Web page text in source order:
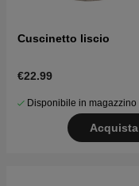
Cuscinetto liscio
€22.99
Disponibile in magazzino
Acquista